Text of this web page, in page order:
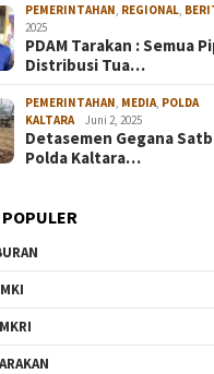
PEMERINTAHAN REGIONAL
2025
PDAM Tarakan : Semua
Distribusi Tua…
PEMERINTAHAN MEDIA POLDA
KALTARA
Juni 2, 2025
Detasemen Gegana
Polda Kaltara…